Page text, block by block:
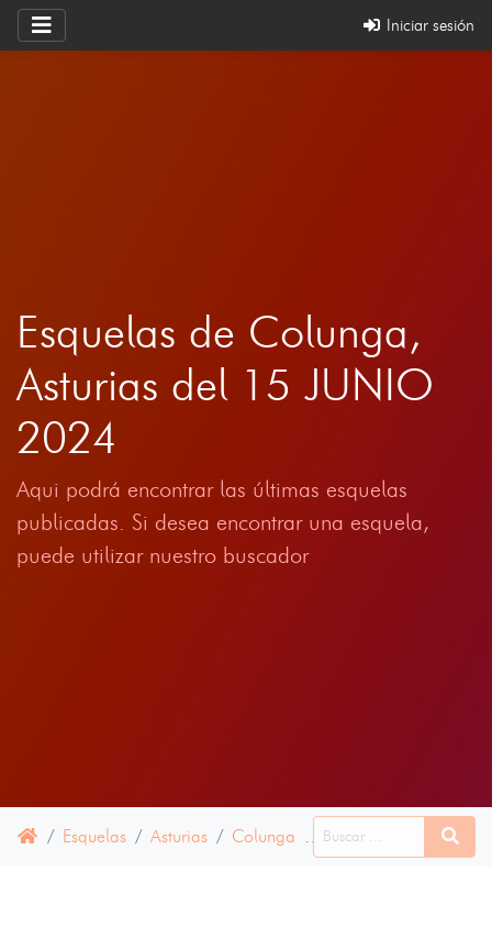
Iniciar sesión
Esquelas de Colunga,
Asturias del 15 JUNIO
2024
Aqui podrá encontrar las últimas esquelas
publicadas. Si desea encontrar una esquela,
puede utilizar nuestro buscador
Esquelas Asturias Colunga 15 JUNIO 2024